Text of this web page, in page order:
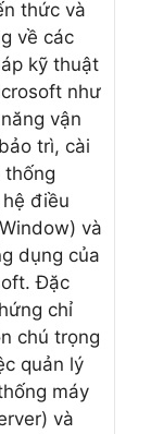
thức và
về các
kỹ thuật
như
vận
trì, cài
thống
điều
và
dụng của
Đặc
chỉ
chú trọng
quản lý
máy
và